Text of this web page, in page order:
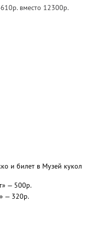
вместо 12300р.
и билет в Музей кукол
— 500р.
— 320р.